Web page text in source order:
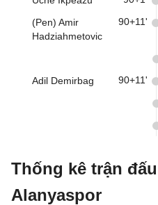
(Pen) Amir
Hadziahmetovic
90+11'
Adil Demirbag 90+11'
Thống kê trận
Alanyaspor